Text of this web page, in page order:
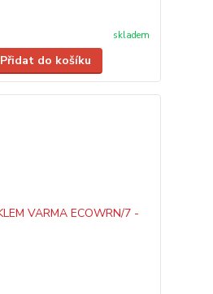
skladem
Přidat do košíku